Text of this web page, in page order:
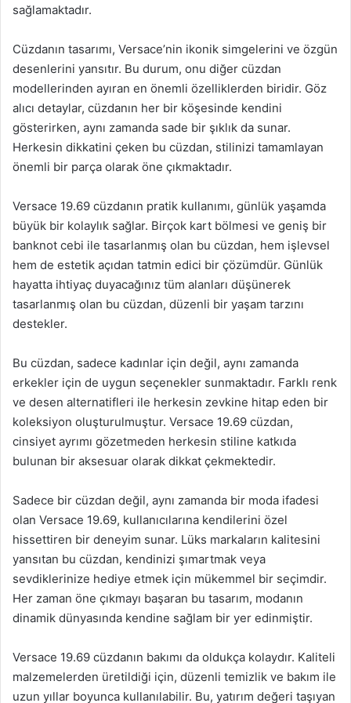
sağlamaktadır.
Cüzdanın tasarımı, Versace’nin ikonik simgelerini ve özgün
desenlerini yansıtır. Bu durum, onu diğer cüzdan
modellerinden ayıran en önemli özelliklerden biridir. Göz
alıcı detaylar, cüzdanın her bir köşesinde kendini
gösterirken, aynı zamanda sade bir şıklık da sunar.
Herkesin dikkatini çeken bu cüzdan, stilinizi tamamlayan
önemli bir parça olarak öne çıkmaktadır.
Versace 19.69 cüzdanın pratik kullanımı, günlük yaşamda
büyük bir kolaylık sağlar. Birçok kart bölmesi ve geniş bir
banknot cebi ile tasarlanmış olan bu cüzdan, hem işlevsel
hem de estetik açıdan tatmin edici bir çözümdür. Günlük
hayatta ihtiyaç duyacağınız tüm alanları düşünerek
tasarlanmış olan bu cüzdan, düzenli bir yaşam tarzını
destekler.
Bu cüzdan, sadece kadınlar için değil, aynı zamanda
erkekler için de uygun seçenekler sunmaktadır. Farklı renk
ve desen alternatifleri ile herkesin zevkine hitap eden bir
koleksiyon oluşturulmuştur. Versace 19.69 cüzdan,
cinsiyet ayrımı gözetmeden herkesin stiline katkıda
bulunan bir aksesuar olarak dikkat çekmektedir.
Sadece bir cüzdan değil, aynı zamanda bir moda ifadesi
olan Versace 19.69, kullanıcılarına kendilerini özel
hissettiren bir deneyim sunar. Lüks markaların kalitesini
yansıtan bu cüzdan, kendinizi şımartmak veya
sevdiklerinize hediye etmek için mükemmel bir seçimdir.
Her zaman öne çıkmayı başaran bu tasarım, modanın
dinamik dünyasında kendine sağlam bir yer edinmiştir.
Versace 19.69 cüzdanın bakımı da oldukça kolaydır. Kaliteli
malzemelerden üretildiği için, düzenli temizlik ve bakım ile
uzun yıllar boyunca kullanılabilir. Bu, yatırım değeri taşıyan